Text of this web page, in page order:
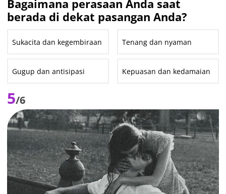
Bagaimana perasaan Anda saat
berada di dekat pasangan Anda?
Sukacita dan kegembiraan Tenang dan nyaman
Gugup dan antisipasi Kepuasan dan kedamaian
5/6